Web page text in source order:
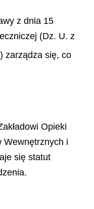
z dnia 15
(Dz. U. z
) zarządza się, co
Opieki
Wewnętrznych i
się statut